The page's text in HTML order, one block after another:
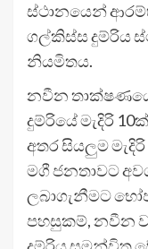
ස්ථානයෙන්
ගල්කිස්ස දුම්රිය
නියමිතය.
නවීන
දුම්රියේ මැදිරි
අතර සියලුම
මගී ජනතාවට
ලබාගැනීමට
පහසුකම්, නවීන